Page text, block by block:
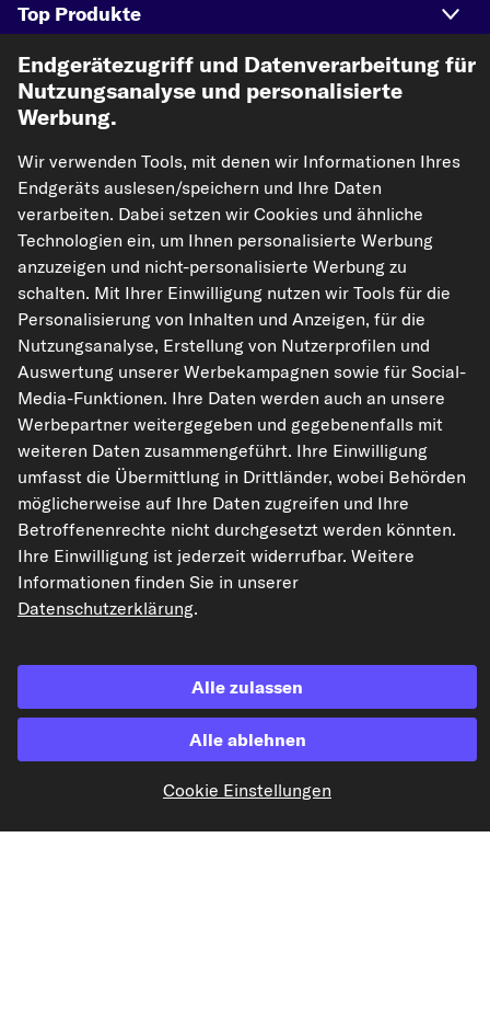
Top Produkte
Mehr von kfzteile24
Rechtliches
Akzeptierte Zahlungsarten
Vorkasse
Unsere Versandpartner
kfzteile24.de
Die hier dargestellten Daten, insbesondere die gesamte Datenbank, dürfen
der Datenbank ohne vorherige Einwilligung von TecAlliance und/oder die
unautorisierte Nutzung von Inhalten stellt eine Verletzung des Urheberrechts
Endgerätezugriff und Datenverarbeitung für
Nutzungsanalyse und personalisierte
Werbung.
Wir verwenden Tools, mit denen wir Informationen Ihres
Endgeräts auslesen/speichern und Ihre Daten
verarbeiten. Dabei setzen wir Cookies und ähnliche
Technologien ein, um Ihnen personalisierte Werbung
anzuzeigen und nicht-personalisierte Werbung zu
schalten. Mit Ihrer Einwilligung nutzen wir Tools für die
Personalisierung von Inhalten und Anzeigen, für die
Nutzungsanalyse, Erstellung von Nutzerprofilen und
Auswertung unserer Werbekampagnen sowie für Social-
Media-Funktionen. Ihre Daten werden auch an unsere
Werbepartner weitergegeben und gegebenenfalls mit
weiteren Daten zusammengeführt. Ihre Einwilligung
umfasst die Übermittlung in Drittländer, wobei Behörden
möglicherweise auf Ihre Daten zugreifen und Ihre
Betroffenenrechte nicht durchgesetzt werden könnten.
Ihre Einwilligung ist jederzeit widerrufbar. Weitere
Informationen finden Sie in unserer
Datenschutzerklärung.
Alle zulassen
Alle ablehnen
Cookie Einstellungen